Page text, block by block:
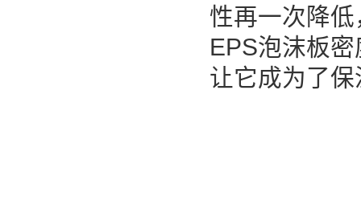
性再一次降
EPS泡沫板
让它成为了